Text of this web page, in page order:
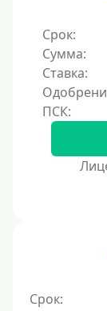
Срок:
Сумма:
Ставка:
Срок: